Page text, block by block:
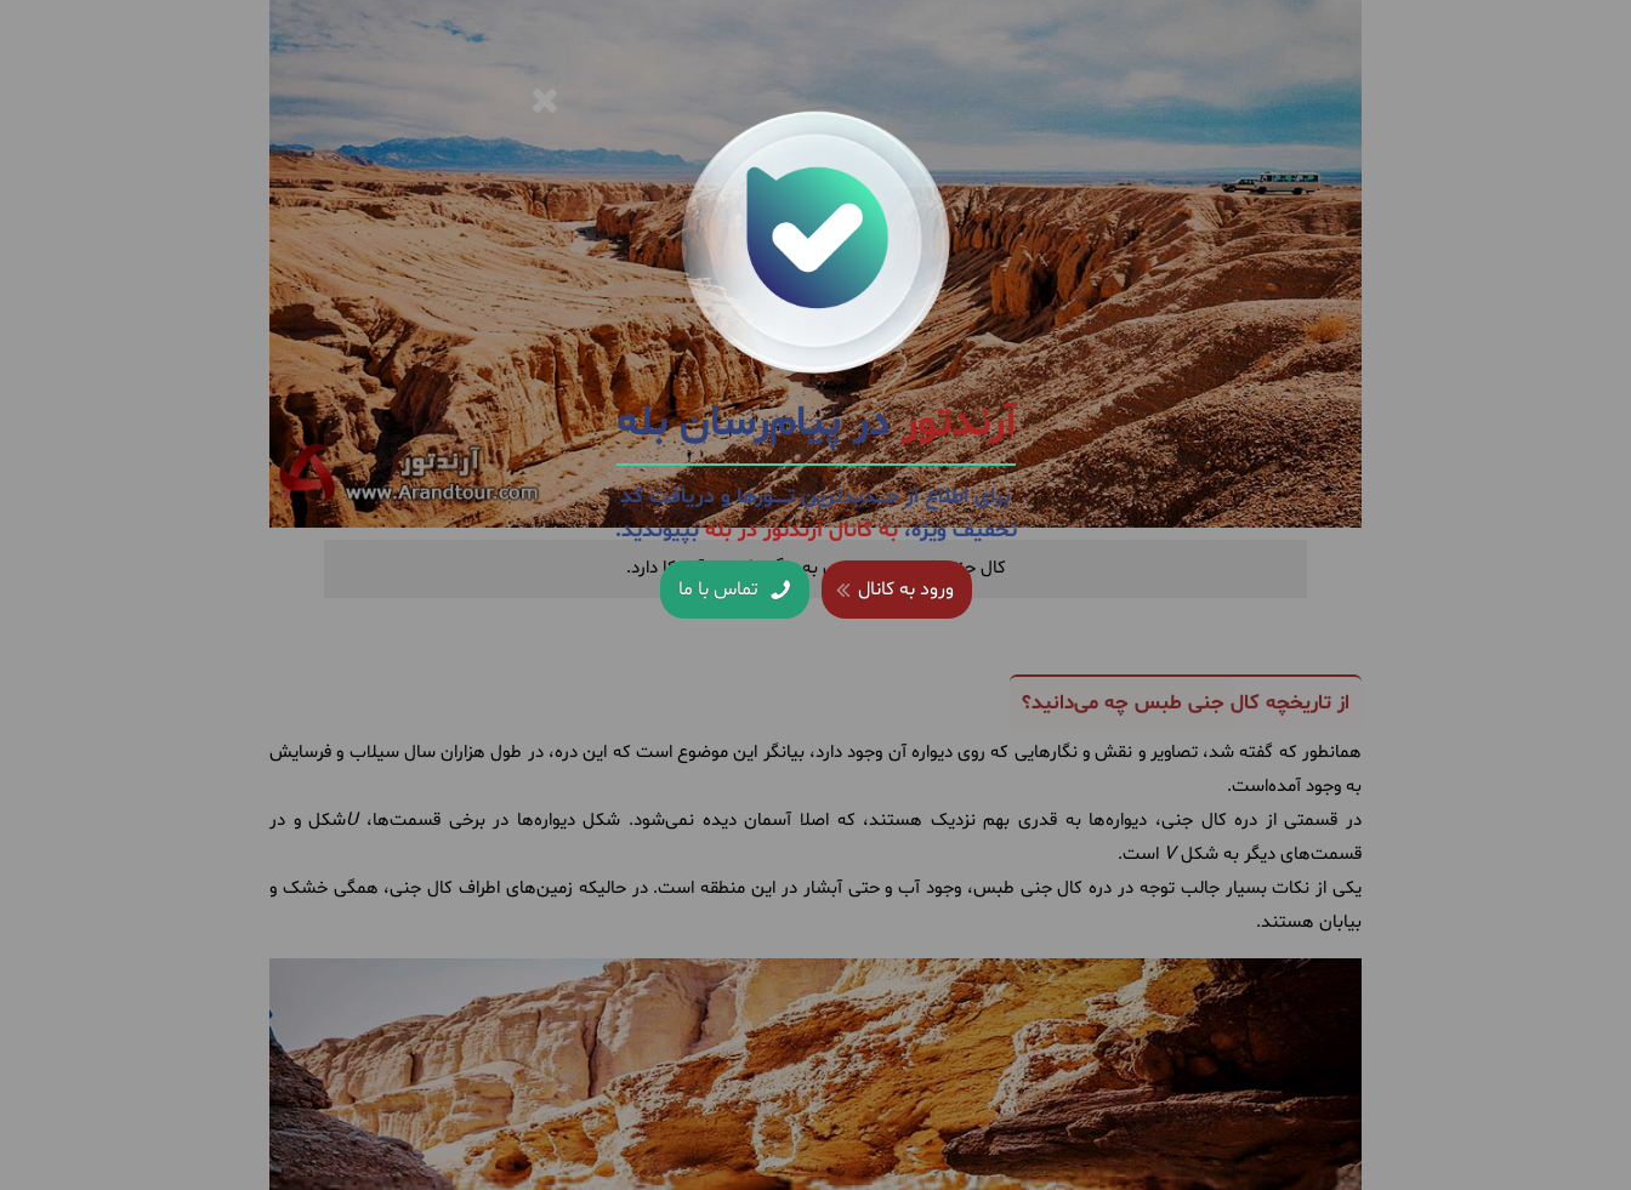
آرندتوردر پیام‌رسان بله
برای اطلاع از جــــدیدترین تــــــورها و دریافت کدِ
تخفیف ویژه،به کانال آرندتور در بلهبپیوندید.
ورود به کانال تماس با ما
کال جنی شباهت بسیاری به «گرندکانیو» آمریکا دارد.
از تاریخچه کال جنی طبس چه می‌دانید؟
همانطور که گفته شد، تصاویر و نقش و نگارهایی که روی دیواره آن وجود دارد، بیانگر این موضوع است که این دره، در طول هزاران سال سیلاب و فرسایش
به وجود آمده‌است.
در قسمتی از دره کال جنی، دیواره‌ها به قدری بهم نزدیک هستند، که اصلا آسمان دیده نمی‌شود. شکل دیواره‌ها در برخی قسمت‌ها،Uشکل و در
قسمت‌های دیگر به شکلV
است.
یکی از نکات بسیار جالب توجه در دره کال جنی طبس، وجود آب و حتی آبشار در این منطقه است. در حالیکه زمین‌های اطراف کال جنی، همگی خشک و
بیابان هستند.